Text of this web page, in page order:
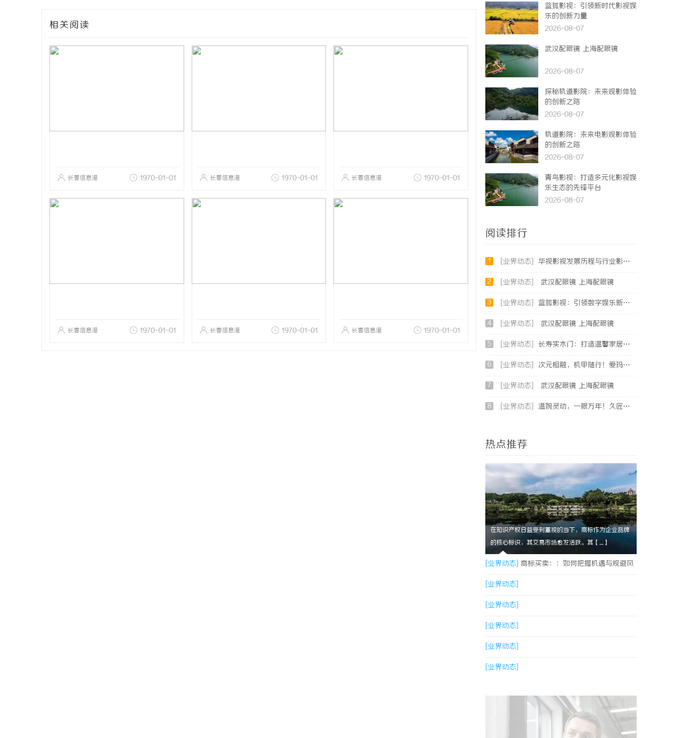
相关阅读
长春信息港 1970-01-01 长春信息港 1970-01-01 长春信息港 1970-01-01
长春信息港 1970-01-01 长春信息港 1970-01-01 长春信息港 1970-01-01
蓝狐影视：引领新时代影视娱
乐的创新力量
2026-08-07
武汉配眼镜 上海配眼镜
2026-08-07
探秘轨道影院：未来观影体验
的创新之路
2026-08-07
轨道影院：未来电影观影体验
的创新之路
2026-08-07
青鸟影视：打造多元化影视娱
乐生态的先锋平台
2026-08-07
阅读排行
1 [业界动态] 华视影视发展历程与行业影响力深入解析
2 [业界动态] 武汉配眼镜 上海配眼镜
3 [业界动态] 蓝狐影视：引领数字娱乐新时代的先锋力量
4 [业界动态] 武汉配眼镜 上海配眼镜
5 [业界动态] 长寿实木门：打造温馨家居环境的理想之选
6 [业界动态] 次元相融，机甲随行！爱玛黑翼S360电竞版焕新登场
7 [业界动态] 武汉配眼镜 上海配眼镜
8 [业界动态] 温婉灵动，一眼万年！久匠量身定制的眉眼唇，才是你整张脸的点睛之笔！淡颜系女生的气质加分项
热点推荐
在知识产权日益受到重视的当下，商标作为企业品牌
的核心标识，其交易市场愈发活跃。其【....】
[业界动态] 商标买卖：：如何把握机遇与规避风
险[业界动态]
[业界动态]
[业界动态]
[业界动态]
[业界动态]